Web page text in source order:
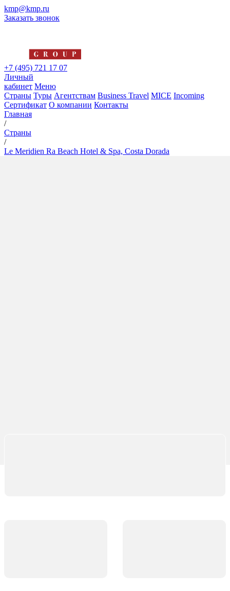
kmp@kmp.ru
Заказать звонок
+7 (495) 721 17 07
Личный
кабинет Меню
Страны Туры Агентствам Business Travel MICE Incoming
Сертификат О компании Контакты
Главная
/
Страны
/
Le Meridien Ra Beach Hotel & Spa, Costa Dorada